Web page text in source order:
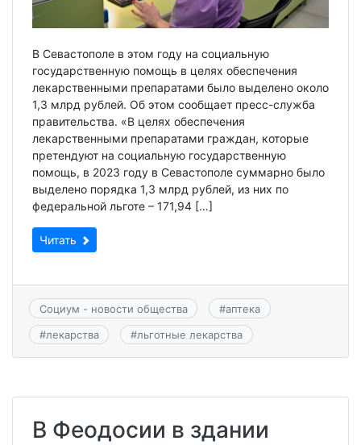
В Севастополе в этом году на социальную
государственную помощь в целях обеспечения
лекарственными препаратами было выделено около
1,3 млрд рублей. Об этом сообщает пресс-служба
правительства. «В целях обеспечения
лекарственными препаратами граждан, которые
претендуют на социальную государственную
помощь, в 2023 году в Севастополе суммарно было
выделено порядка 1,3 млрд рублей, из них по
федеральной льготе – 171,94 […]
Читать
Социум - новости общества #аптека
#лекарства #льготные лекарства
В Феодосии в здании